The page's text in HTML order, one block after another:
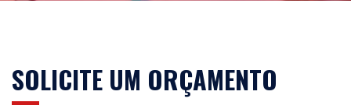
SOLICITE UM ORÇAMENTO